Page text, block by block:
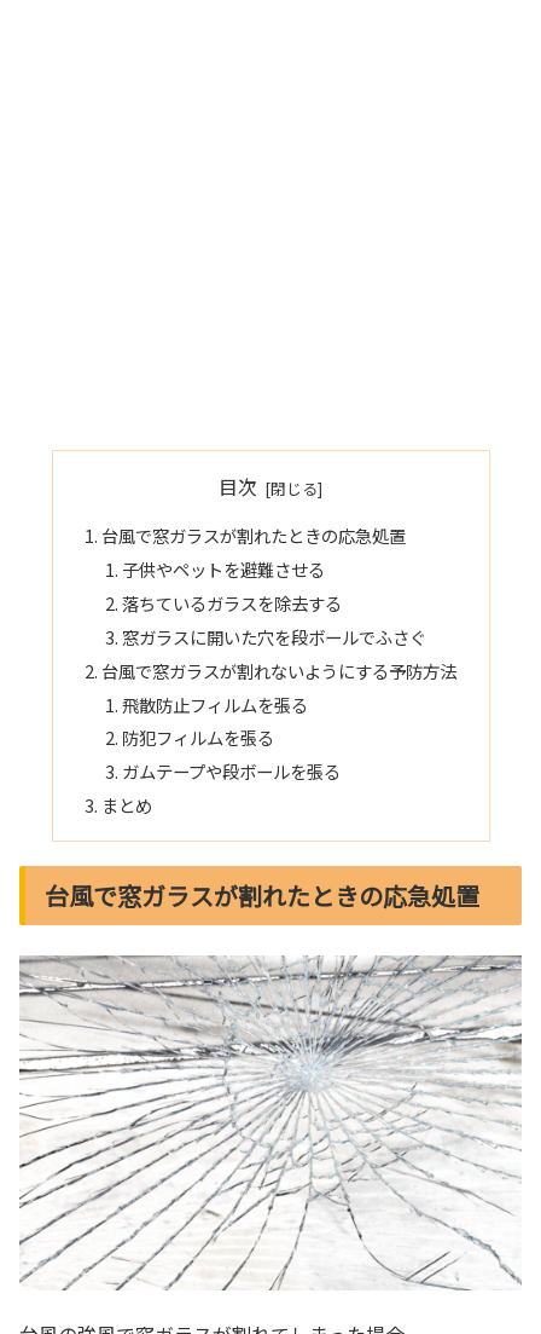
目次
台風で窓ガラスが割れたときの応急処置
子供やペットを避難させる
落ちているガラスを除去する
窓ガラスに開いた穴を段ボールでふさぐ
台風で窓ガラスが割れないようにする予防方法
飛散防止フィルムを張る
防犯フィルムを張る
ガムテープや段ボールを張る
まとめ
台風で窓ガラスが割れたときの応急処置